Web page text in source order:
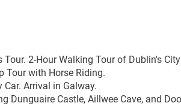
2-Hour Walking Tour of Dublin's
Tour with Horse Riding.
Arrival in Galway.
Dunguaire Castle, Aillwee Cave, and